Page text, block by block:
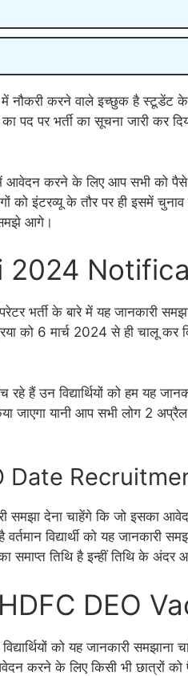
नौकरी करने वाले इच्छुक है स्टूडेंट
पद पर भर्ती का सूचना जारी कर
करने के लिए आप सभी को पैसे
इंटरव्यू के तौर पर ही इसमें चुनाव
आगे।
2024
भर्ती के बारे में यह जानकारी
6 मार्च 2024 से ही चालू कर
रहे हैं उन विद्यार्थियों को हम यह
जाएगा यानी आप सभी लोग 2
Date
समझा देना चाहेंगे कि जो इसका
विद्यार्थी को यह जानकारी
समाप्त तिथि है इन्हीं तिथि के
DEO
को यह जानकारी समझाना
करने के लिए किसी भी छात्रों को